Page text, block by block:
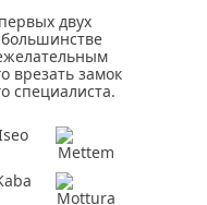
двух
большинстве
врезать замок
специалиста.